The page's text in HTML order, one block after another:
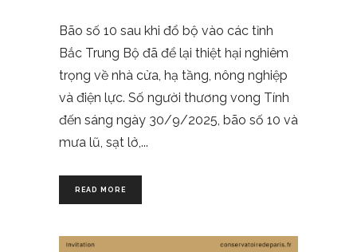
Bão số 10 sau khi đổ bộ vào các tỉnh
Bắc Trung Bộ đã để lại thiệt hại nghiêm
trọng về nhà cửa, hạ tầng, nông nghiệp
và điện lực. Số người thương vong Tính
đến sáng ngày 30/9/2025, bão số 10 và
mưa lũ, sạt lở,
READ MORE